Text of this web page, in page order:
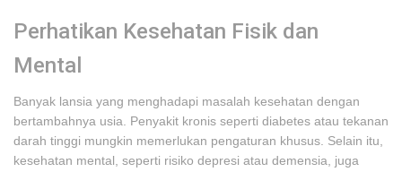
Perhatikan Kesehatan Fisik dan
Mental
Banyak lansia yang menghadapi masalah kesehatan dengan
bertambahnya usia. Penyakit kronis seperti diabetes atau tekanan
darah tinggi mungkin memerlukan pengaturan khusus. Selain itu,
kesehatan mental, seperti risiko depresi atau demensia, juga